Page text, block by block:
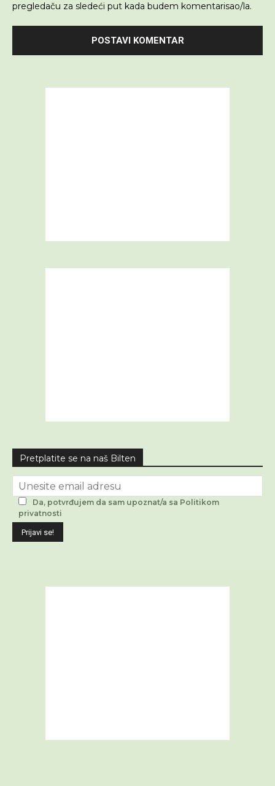
pregledaču za sledeći put kada budem komentarisao/la.
Pretplatite se na naš Bilten
Da, potvrđujem da sam upoznat/a sa Politikom
privatnosti